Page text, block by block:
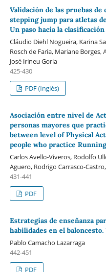
Validación de las pruebas
stepping jump para atletas
Un paso hacia la
Cláudio Diehl Nogueira, Karina
Rosch de Faria, Mariane Borges,
José Irineu Gorla
425-430
PDF (Inglés)
Asociación entre nivel de
personas mayores que
between level of Physical
people who practice
Carlos Avello-Viveros, Rodolfo
Aguero, Rodrigo Carrasco-
431-441
PDF
Estrategias de enseñanza
habilidades en el
Pablo Camacho Lazarraga
442-451
PDF